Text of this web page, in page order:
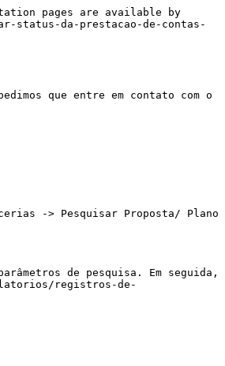
pages are available by
status-da-prestacao-de-contas-
que entre em contato com o
-> Pesquisar Proposta/ Plano
de pesquisa. Em seguida,
registros-de-